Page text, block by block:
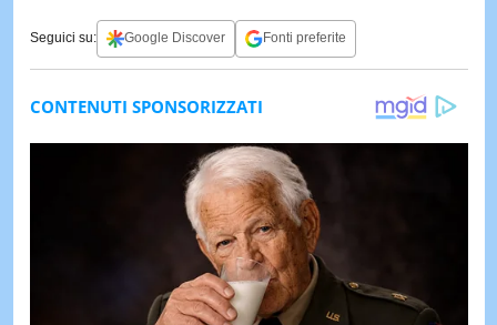
Seguici su: Google Discover Fonti preferite